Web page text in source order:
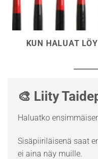
KUN HALUAT
🎨 Liity
Haluatko
Sisäpiiriläisenä saat
ei aina näy muille.